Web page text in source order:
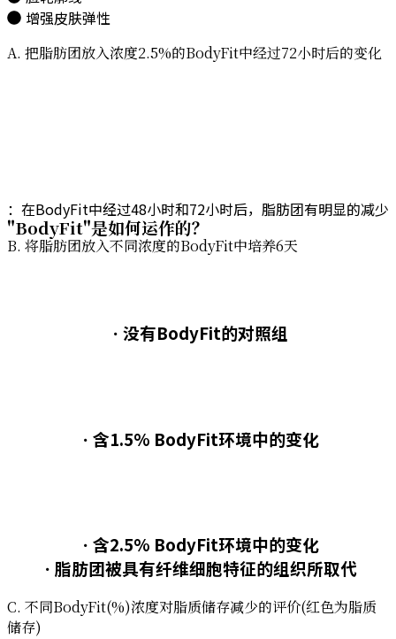
增强皮肤弹性
A. 把脂肪团放入浓度2.5%的BodyFit中经过72小时后的变化
：在BodyFit中经过48小时和72小时后，脂肪团有明显的减少
"BodyFit"是如何运作的？
B. 将脂肪团放入不同浓度的BodyFit中培养6天
ㆍ没有BodyFit的对照组
ㆍ含1.5% BodyFit环境中的变化
ㆍ含2.5% BodyFit环境中的变化
ㆍ脂肪团被具有纤维细胞特征的组织所取代
C. 不同BodyFit(%)浓度对脂质储存减少的评价(红色为脂质
储存)